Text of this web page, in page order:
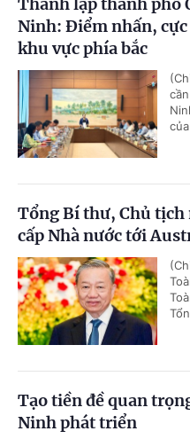
Thành lập thành phố
Ninh: Điểm nhấn,
khu vực phía bắc
Tổng Bí thư, Chủ tịch
cấp Nhà nước tới
Tạo tiền đề quan
Ninh phát triển